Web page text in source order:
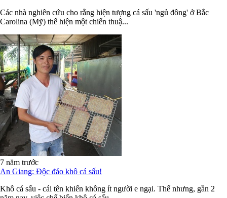
Các nhà nghiên cứu cho rằng hiện tượng cá sấu 'ngủ đông' ở Bắc
Carolina (Mỹ) thể hiện một chiến thuậ...
7 năm trước
An Giang: Độc đáo khô cá sấu!
Khô cá sấu - cái tên khiến không ít người e ngại. Thế nhưng, gần 2